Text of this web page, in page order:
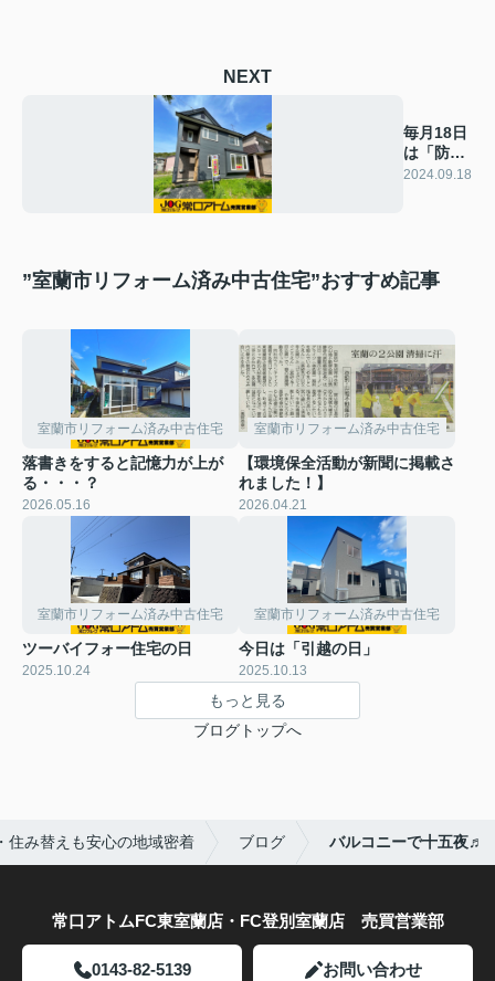
NEXT
毎月18日
は「防犯
の日」で
2024.09.18
”室蘭市リフォーム済み中古住宅”おすすめ記事
室蘭市リフォーム済み中古住宅
落書きをすると記憶力が上が
る・・・？
2026.05.16
室蘭市リフォーム済み中古住宅
【環境保全活動が新聞に掲載さ
れました！】
2026.04.21
室蘭市リフォーム済み中古住宅
ツーバイフォー住宅の日
2025.10.24
室蘭市リフォーム済み中古住宅
今日は「引越の日」
2025.10.13
もっと見る
ブログトップへ
住み替えも安心の地域密着 ブログ バルコニーで十五夜♬
常口アトムFC東室蘭店・FC登別室蘭店 売買営業部
0143-82-5139 お問い合わせ